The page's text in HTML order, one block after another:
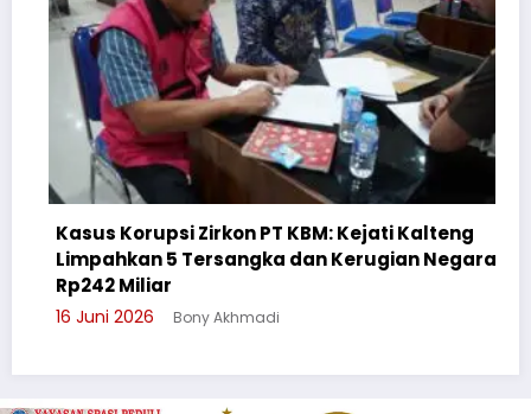
PT KBM: Kejati Kalteng
dan Kerugian Negara
Akhmadi
Cegah Bullying,